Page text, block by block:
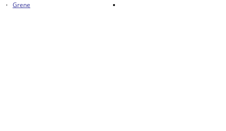
Grene